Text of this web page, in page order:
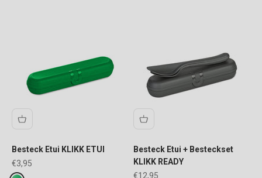
Besteck Etui KLIKK ETUI
Angebot
€3,95
Besteck Etui + Besteckset
KLIKK READY
Angebot
€12,95